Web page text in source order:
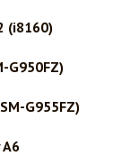
(i8160)
G950FZ)
G955FZ)